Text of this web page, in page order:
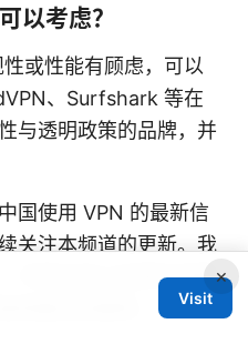
以考虑？
或性能有顾虑，可以
、Surfshark 等在
与透明政策的品牌，并
国使用 VPN 的最新信
关注本频道的更新。我
市场动态以及真实测速
用建议和推荐。
×
Visit